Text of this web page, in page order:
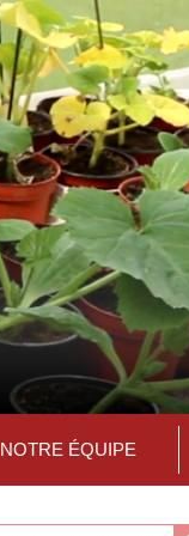
NOTRE ÉQUIPE